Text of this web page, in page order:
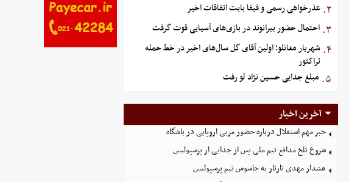
۲. عذرخواهی رسمی و فیفا بابت اتفاقات اخیر
۳. احتمال حضور بیرانوند در بازی‌های آسیایی قوت گرفت
۴. شهریار مغانلو؛ اولین آقای گل سال‌های اخیر در خط حمله
تراکتور
۵. مبلغ جدایی حسین نژاد لو رفت
آخرین اخبار
خبر مهم استقلال درباره حضور مربی اروپایی در باشگاه
شروع تلخ مدافع تیم ملی پس از جدایی از پرسپولیس
هشدار مهدی تارتار به جاسوس تیم پرسپولیس